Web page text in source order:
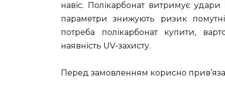
навіс. Полікарбонат витримує
параметри знижують ризик
потреба полікарбонат купити,
наявність UV-захисту.
Перед замовленням корисно